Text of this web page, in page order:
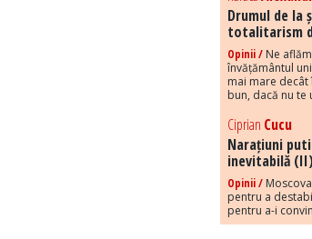
Drumul de la
totalitarism
Opinii / Ne
învățământul
mai mare decât
bun, dacă nu te
Ciprian Cucu
Narațiuni
inevitabilă (II)
Opinii /
pentru a
pentru a-i